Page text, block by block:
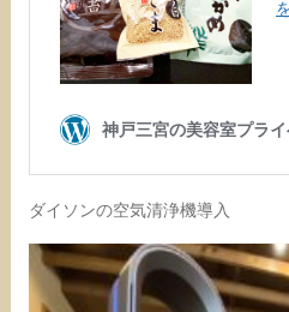
ダイソンの空気清浄機導入